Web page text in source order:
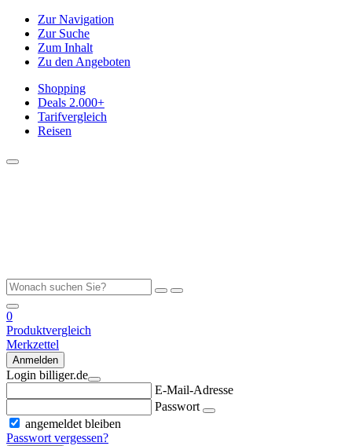
Zur Navigation
Zur Suche
Zum Inhalt
Zu den Angeboten
Shopping
Deals 2.000+
Tarifvergleich
Reisen
0
Produktvergleich
Merkzettel
Anmelden
Login billiger.de
E-Mail-Adresse
Passwort
angemeldet bleiben
Passwort vergessen?